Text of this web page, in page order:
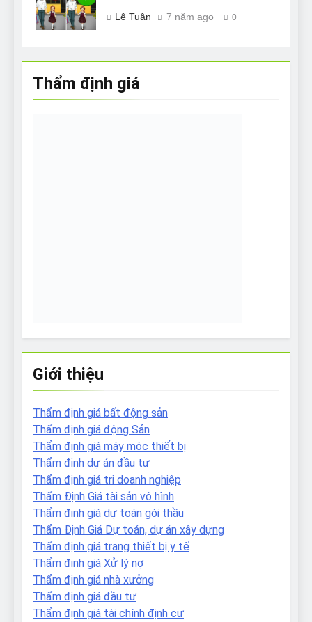
Lê Tuân 7 năm ago 0
Thẩm định giá
Giới thiệu
Thẩm định giá bất động sản
Thẩm định giá động Sản
Thẩm định giá máy móc thiết bị
Thẩm định dự án đầu tư
Thẩm định giá tri doanh nghiệp
Thẩm Định Giá tài sản vô hình
Thẩm định giá dự toán gói thầu
Thẩm Định Giá Dự toán, dự án xây dựng
Thẩm định giá trang thiết bị y tế
Thẩm định giá Xử lý nợ
Thẩm định giá nhà xưởng
Thẩm định giá đầu tư
Thẩm định giá tài chính định cư